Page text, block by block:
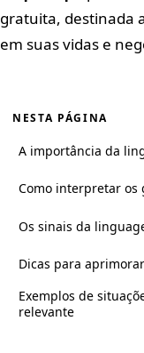
gratuita, destinada
em suas vidas e
NESTA PÁGINA
A importância da
Como interpretar os
Os sinais da
Dicas para
Exemplos de
relevante